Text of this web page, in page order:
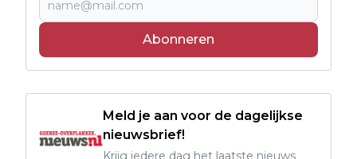
Abonneren
Meld je aan voor de dagelijkse
nieuwsbrief!
Krijg iedere dag het laatste nieuws